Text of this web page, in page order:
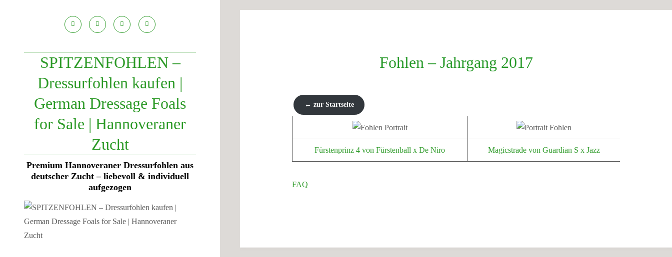
SPITZENFOHLEN –
Dressurfohlen kaufen |
German Dressage Foals
for Sale | Hannoveraner
Zucht
Premium Hannoveraner Dressurfohlen aus
deutscher Zucht – liebevoll & individuell
aufgezogen
Fohlen – Jahrgang 2017
← zur Startseite
Fürstenprinz 4 von Fürstenball x De Niro Magicstrade von Guardian S x Jazz
FAQ